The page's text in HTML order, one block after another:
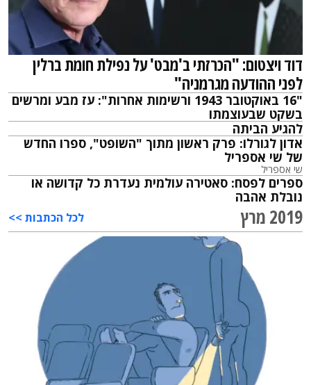
דוד ויצטום: "הכרזתי ב'מבט' על נפילת חומת ברלין
לפני ההודעה מגרמניה"
"16 באוקטובר 1943 ורשימות אחרות": עז מבע ומרשים
בשקט שבעוצמתו
להגיע הביתה
אדון לגורלו: פרק ראשון מתוך "השופט", ספרו החדש
של שי אספריל
שי אספריל
ספרים לפסח: סאטירה עולמית נעדרת כל קדושה או
נובלת אהבה
2019 מרץ לכל הכתבות >>